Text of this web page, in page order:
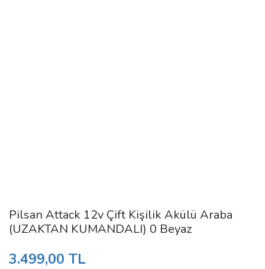
Pilsan Attack 12v Çift Kişilik Akülü Araba
(UZAKTAN KUMANDALI) 0 Beyaz
3.499,00 TL